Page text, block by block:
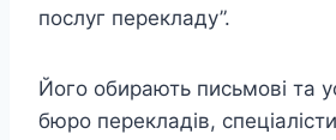
послуг перекладу”.
Його обирають письмові та
бюро перекладів,